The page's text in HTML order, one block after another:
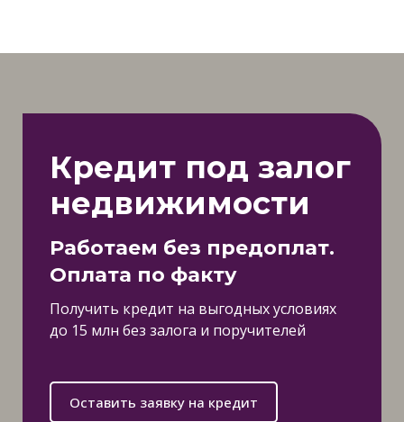
Кредит под залог
недвижимости
Работаем без предоплат.
Оплата по факту
Получить кредит на выгодных условиях
до 15 млн без залога и поручителей
Оставить заявку на кредит